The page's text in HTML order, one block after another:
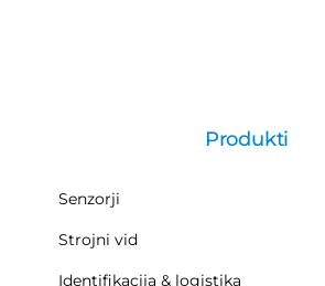
Produkti
Senzorji
Strojni vid
Identifikacija & logistika